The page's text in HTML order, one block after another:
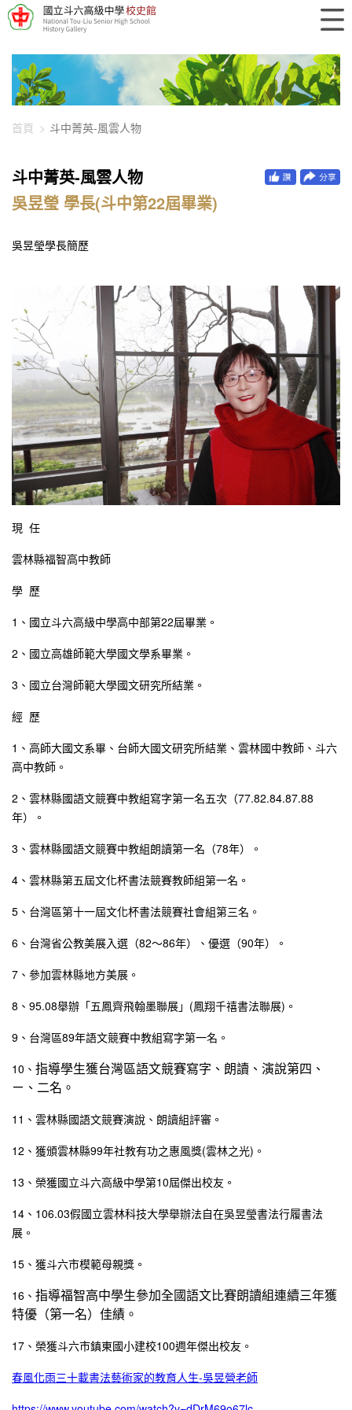
448-2174
首頁 斗中菁英-風雲人物
斗中菁英-風雲人物
吳昱瑩 學長(斗中第22屆畢業)
吳昱瑩學長簡歷
現 任
雲林縣福智高中教師
學 歷
1、國立斗六高級中學高中部第22屆畢業。
2、國立高雄師範大學國文學系畢業。
3、國立台灣師範大學國文研究所結業。
經 歷
1、高師大國文系畢、台師大國文研究所結業、雲林國中教師、斗六
高中教師。
2、雲林縣國語文競賽中教組寫字第一名五次（77.82.84.87.88
年）。
3、雲林縣國語文競賽中教組朗讀第一名（78年）。
4、雲林縣第五屆文化杯書法競賽教師組第一名。
5、台灣區第十一屆文化杯書法競賽社會組第三名。
6、台灣省公教美展入選（82～86年）、優選（90年）。
7、參加雲林縣地方美展。
8、95.08舉辦「五鳳齊飛翰墨聯展」(鳳翔千禧書法聯展)。
9、台灣區89年語文競賽中教組寫字第一名。
10、 指導學生獲台灣區語文競賽寫字、朗讀、演說第四、
ㄧ、二名。
11、雲林縣國語文競賽演說、朗讀組評審。
12、獲頒雲林縣99年社教有功之惠風獎(雲林之光)。
13、榮獲國立斗六高級中學第10屆傑出校友。
14、106.03假國立雲林科技大學舉辦法自在吳昱瑩書法行履書法
展。
15、獲斗六市模範母親獎。
16、 指導福智高中學生參加全國語文比賽朗讀組連續三年獲
特優（第一名）佳績。
17、榮獲斗六市鎮東國小建校100週年傑出校友。
春風化雨三十載書法藝術家的教育人生-吳昱營老師